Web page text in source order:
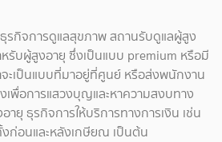
รกิจการดูแลสุขภาพ สถานรับดูแลผู้สูง
รับผู้สูงอายุ ซึ่งเป็นแบบ premium หรือมี
จะเป็นแบบที่มาอยู่ที่ศูนย์ หรือส่งพนักงาน
เพื่อการแสวงบุญและหาความสงบทาง
ยุ ธุรกิจการให้บริการทางการเงิน เช่น
ก่อนและหลังเกษียณ เป็นต้น